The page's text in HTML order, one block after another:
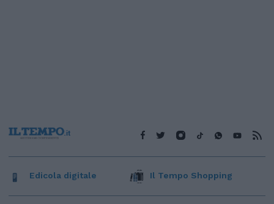
Edicola digitale Il Tempo Shopping